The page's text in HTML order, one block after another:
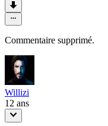
Commentaire supprimé.
Willizi
12 ans